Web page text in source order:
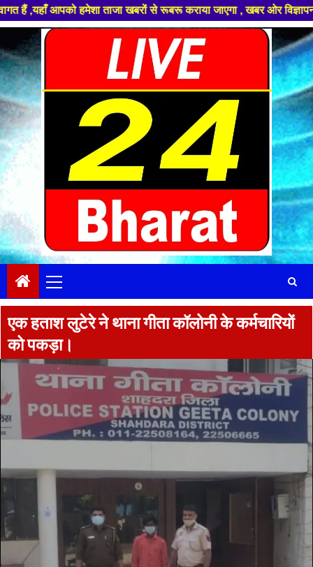
हमेशा ताजा खबरों से रूबरू कराया जाएगा , खबर ओर विज्ञापन के लिए
to
content
Menu
️एक हताश लुटेरे ने थाना गीता कॉलोनी के कर्मचारियों
को पकड़ा।